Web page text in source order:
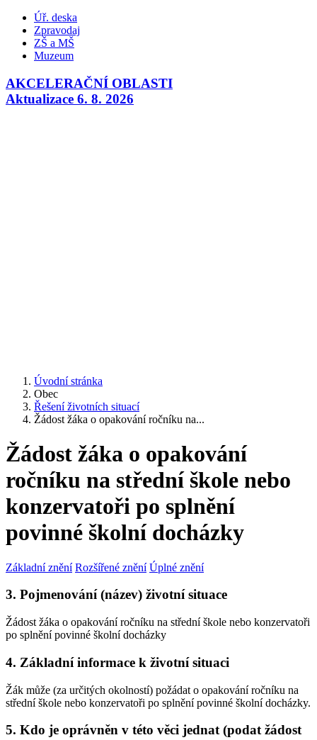
Úř. deska
Zpravodaj
ZŠ a MŠ
Muzeum
AKCELERAČNÍ OBLASTI
Aktualizace 6. 8. 2026
Úvodní stránka
Obec
Řešení životních situací
Žádost žáka o opakování ročníku na...
Žádost žáka o opakování
ročníku na střední škole nebo
konzervatoři po splnění
povinné školní docházky
Základní znění Rozšířené znění Úplné znění
3. Pojmenování (název) životní situace
Žádost žáka o opakování ročníku na střední škole nebo konzervatoři
po splnění povinné školní docházky
4. Základní informace k životní situaci
Žák může (za určitých okolností) požádat o opakování ročníku na
střední škole nebo konzervatoři po splnění povinné školní docházky.
5. Kdo je oprávněn v této věci jednat (podat žádost